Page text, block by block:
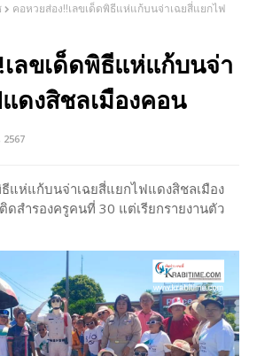
คอหวยส่อง!!เลขเด็ดพิธีแห่แก้บนจ่าเฉยสี่แยกไฟ
ลขเด็ดพิธีแห่แก้บนจ่า
ดงสิชลเมืองคอน
2567
ธีแห่แก้บนจ่าเฉยสี่แยกไฟแดงสิชลเมือง
สำรองครูคนที่ 30 แต่เรียกรายงานตัว